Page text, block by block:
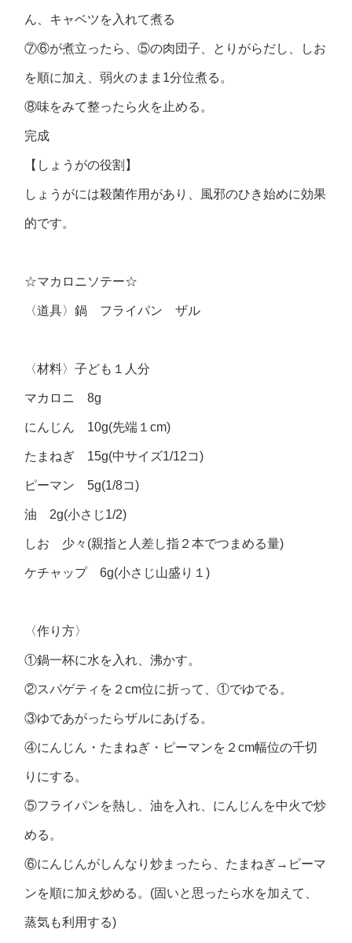
ん、キャベツを入れて煮る
⑦⑥が煮立ったら、⑤の肉団子、とりがらだし、しお
を順に加え、弱火のまま1分位煮る。
⑧味をみて整ったら火を止める。
完成
【しょうがの役割】
しょうがには殺菌作用があり、風邪のひき始めに効果
的です。
☆マカロニソテー☆
〈道具〉鍋 フライパン ザル
〈材料〉子ども１人分
マカロニ 8g
にんじん 10g(先端１cm)
たまねぎ 15g(中サイズ1/12コ)
ピーマン 5g(1/8コ)
油 2g(小さじ1/2)
しお 少々(親指と人差し指２本でつまめる量)
ケチャップ 6g(小さじ山盛り１)
〈作り方〉
①鍋一杯に水を入れ、沸かす。
②スパゲティを２cm位に折って、①でゆでる。
③ゆであがったらザルにあげる。
④にんじん・たまねぎ・ピーマンを２cm幅位の千切
りにする。
⑤フライパンを熱し、油を入れ、にんじんを中火で炒
める。
⑥にんじんがしんなり炒まったら、たまねぎ→ピーマ
ンを順に加え炒める。(固いと思ったら水を加えて、
蒸気も利用する)